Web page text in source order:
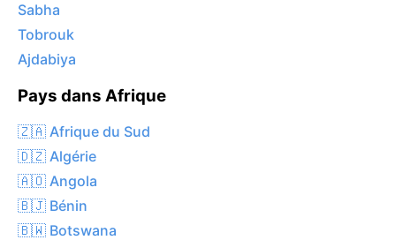
Sabha
Tobrouk
Ajdabiya
Pays dans Afrique
🇿🇦 Afrique du Sud
🇩🇿 Algérie
🇦🇴 Angola
🇧🇯 Bénin
🇧🇼 Botswana